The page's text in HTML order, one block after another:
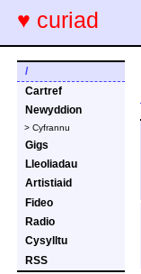
♥ curiad
/
Cartref
Newyddion
> Cyfrannu
Gigs
Lleoliadau
Artistiaid
Fideo
Radio
Cysylltu
RSS